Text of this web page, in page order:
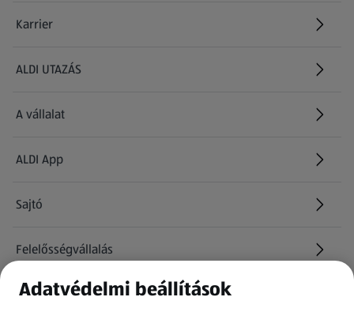
Karrier
(új oldalon nyílik meg)
ALDI UTAZÁS
(új oldalon nyílik meg)
A vállalat
ALDI App
Sajtó
Felelősségvállalás
Információk
Adatvédelmi beállítások